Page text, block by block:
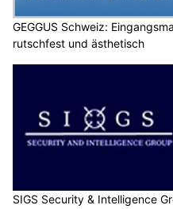
GEGGUS Schweiz:
rutschfest und ästhetisch
SIGS Security & Intelligence